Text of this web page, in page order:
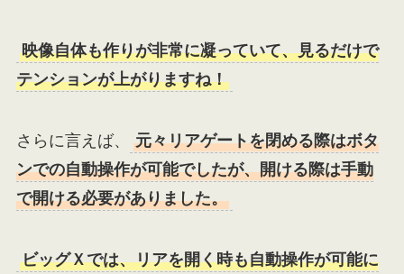
映像自体も作りが非常に凝っていて、見るだけで
テンションが上がりますね！
さらに言えば、
元々リアゲートを閉める際はボタ
ンでの自動操作が可能でしたが、開ける際は手動
で開ける必要がありました。
ビッグＸでは、リアを開く時も自動操作が可能に